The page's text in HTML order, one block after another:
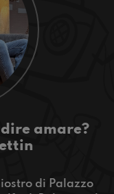
amare?
di Palazzo